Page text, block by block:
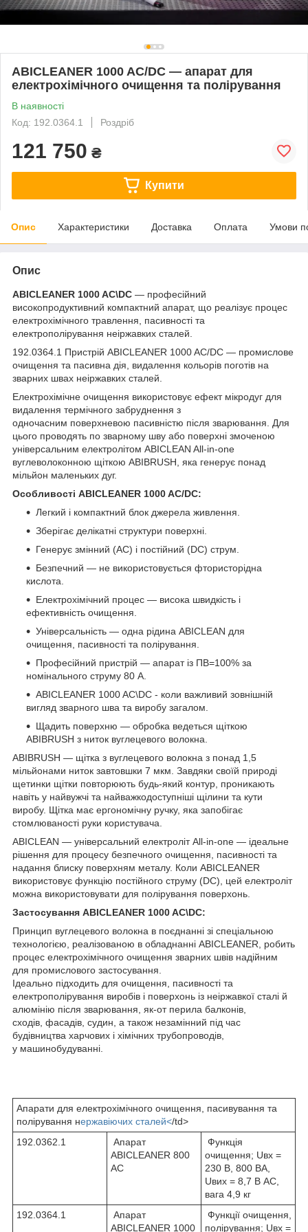
ABICLEANER 1000 AC/DC — апарат для
електрохімічного очищення та полірування
В наявності
Код: 192.0364.1
Роздріб
121 750 ₴
Купити
Опис Характеристики Доставка Оплата Умови
Опис
ABICLEANER 1000 AC\DC — професійний
високопродуктивний компактний апарат, що реалізує процес
електрохімічного травлення, пасивності та
електрополірування неіржавких сталей.
192.0364.1 Пристрій ABICLEANER 1000 AC/DC — промислове
очищення та пасивна дія, видалення кольорів поготів на
зварних швах неіржавких сталей.
Електрохімічне очищення використовує ефект мікродуг для
видалення термічного забруднення з
одночасним поверхневою пасивністю після зварювання. Для
цього проводять по зварному шву або поверхні змоченою
універсальним електролітом ABICLEAN All-in-one
вуглеволоконною щіткою ABIBRUSH, яка генерує понад
мільйон маленьких дуг.
Особливості ABICLEANER 1000 AC/DC:
Легкий і компактний блок джерела живлення.
Зберігає делікатні структури поверхні.
Генерує змінний (AC) і постійний (DC) струм.
Безпечний — не використовується фтористорідна
кислота.
Електрохімічний процес — висока швидкість і
ефективність очищення.
Універсальність — одна рідина ABICLEAN для
очищення, пасивності та полірування.
Професійний пристрій — апарат із ПВ=100% за
номінального струму 80 А.
ABICLEANER 1000 AC\DC - коли важливий зовнішній
вигляд зварного шва та виробу загалом.
Щадить поверхню — обробка ведеться щіткою
ABIBRUSH з ниток вуглецевого волокна.
ABIBRUSH — щітка з вуглецевого волокна з понад 1,5
мільйонами ниток завтовшки 7 мкм. Завдяки своїй природі
щетинки щітки повторюють будь-який контур, проникають
навіть у найвужчі та найважкодоступніші щілини та кути
виробу. Щітка має ергономічну ручку, яка запобігає
стомлюваності руки користувача.
ABICLEAN — універсальний електроліт All-in-one — ідеальне
рішення для процесу безпечного очищення, пасивності та
надання блиску поверхням металу. Коли ABICLEANER
використовує функцію постійного струму (DC), цей електроліт
можна використовувати для полірування поверхонь.
Застосування ABICLEANER 1000 AC\DC:
Принцип вуглецевого волокна в поєднанні зі спеціальною
технологією, реалізованою в обладнанні ABICLEANER, робить
процес електрохімічного очищення зварних швів надійним
для промислового застосування.
Ідеально підходить для очищення, пасивності та
електрополірування виробів і поверхонь із неіржавкої сталі й
алюмінію після зварювання, як-от перила балконів,
сходів, фасадів, судин, а також незамінний під час
будівництва харчових і хімічних трубопроводів,
у машинобудуванні.
Апарати для електрохімічного очищення, пасивування та
полірування нержавіючих сталей</td>
192.0362.1
Апарат
ABICLEANER 800
AC
Функція
очищення; Uвх =
230 В, 800 ВА,
Uвих = 8,7 В AC,
вага 4,9 кг
192.0364.1
Апарат
ABICLEANER 1000
Функції очищення,
полірування; Uвх =